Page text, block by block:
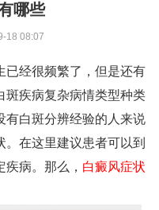
哪些
18 08:07
经很频繁了，但是还有
斑疾病复杂病情类型种类
有白斑分辨经验的人来说
在这里建议患者可以到
病。那么， 白癜风症状